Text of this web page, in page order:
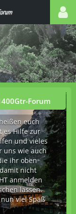
Forum
euch
es Hilfe zur
und vieles
uns wie auch
ihr oben
nicht
anmelden
lassen.
viel Spaß